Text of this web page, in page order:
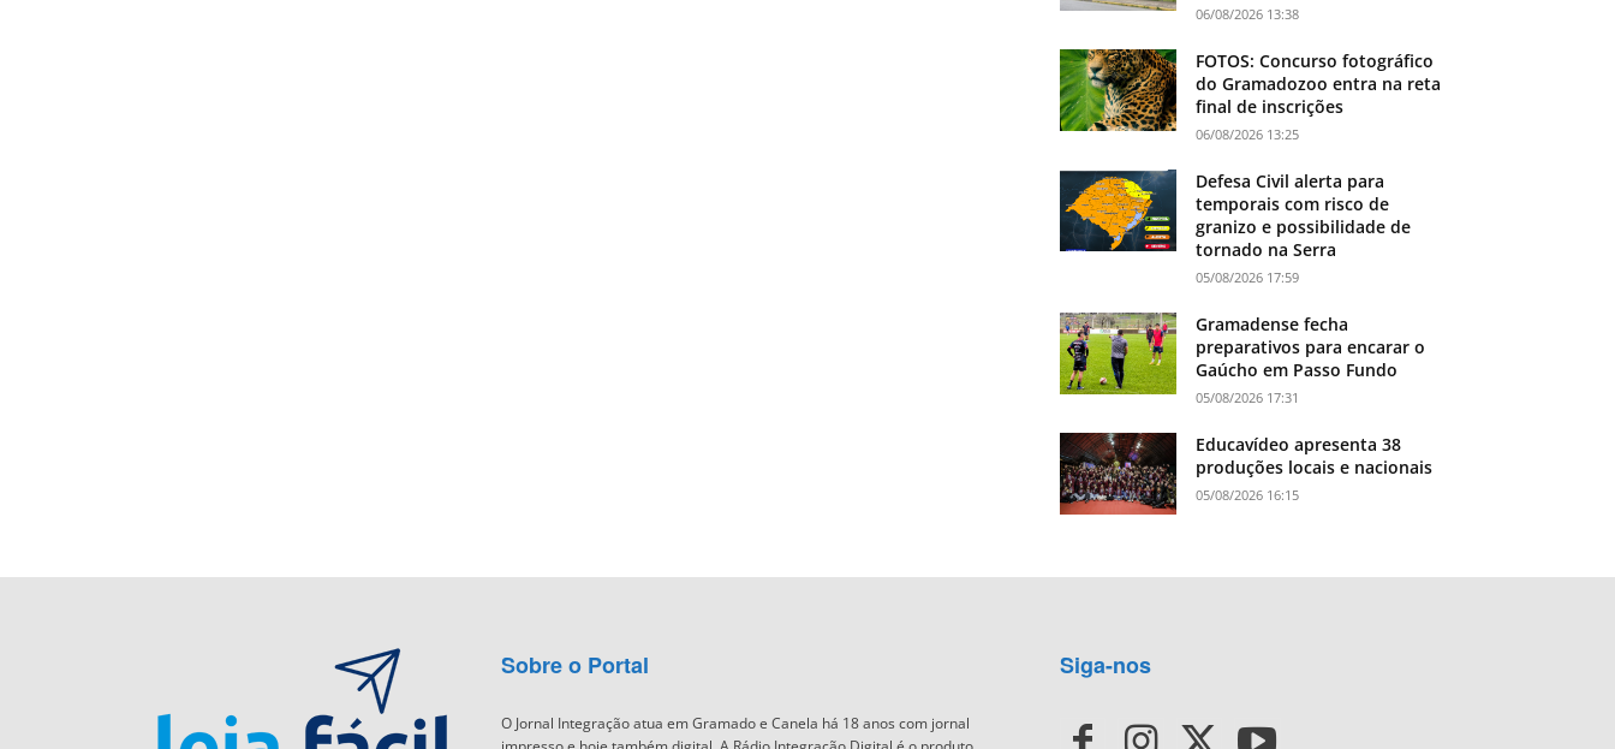
06/08/2026 13:38
FOTOS: Concurso fotográfico
do Gramadozoo entra na reta
final de inscrições
06/08/2026 13:25
Defesa Civil alerta para
temporais com risco de
granizo e possibilidade de
tornado na Serra
05/08/2026 17:59
Gramadense fecha
preparativos para encarar o
Gaúcho em Passo Fundo
05/08/2026 17:31
Educavídeo apresenta 38
produções locais e nacionais
05/08/2026 16:15
Sobre o Portal
O Jornal Integração atua em Gramado e Canela há 18 anos com jornal
Siga-nos